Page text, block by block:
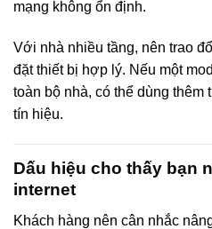
mạng không ổn định.
Với nhà nhiều tầng, nên trao
đặt thiết bị hợp lý. Nếu một
toàn bộ nhà, có thể dùng thêm
tín hiệu.
Dấu hiệu cho thấy bạn
internet
Khách hàng nên cân nhắc